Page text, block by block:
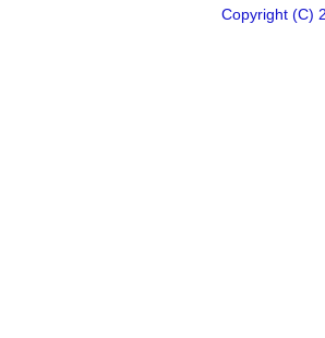
Copyright (C)